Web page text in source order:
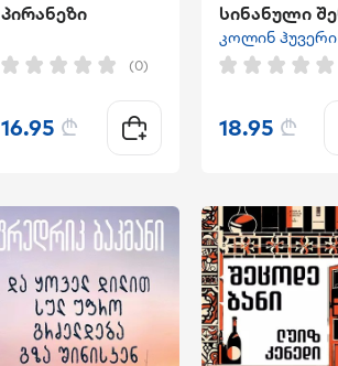
პირანეზი
(0)
16.95 ₾
კოლინ ჰუვერი
18.95 ₾